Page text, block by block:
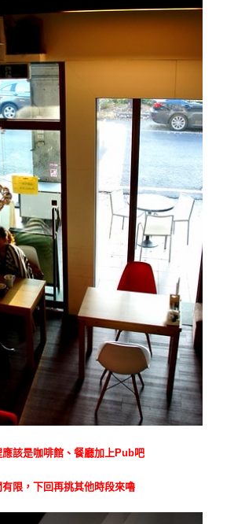
該是咖啡館、餐廳加上Pub吧
限，下回再挑其他時段來嚕